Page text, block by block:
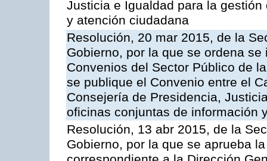
Justicia e Igualdad para la
y atención ciudadana
Resolución, 20 mar 2015, de la
Gobierno, por la que se ordena
Convenios del Sector Público de
se publique el Convenio entre el
Consejería de Presidencia,
oficinas conjuntas de información
Resolución, 13 abr 2015, de la
Gobierno, por la que se aprueba